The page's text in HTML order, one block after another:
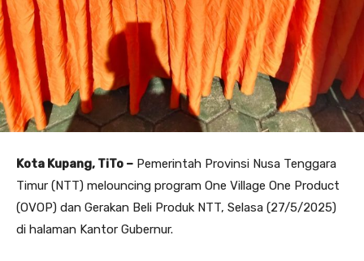
Kota Kupang, TiTo – Pemerintah Provinsi Nusa Tenggara
Timur (NTT) melouncing program One Village One Product
(OVOP) dan Gerakan Beli Produk NTT, Selasa (27/5/2025)
di halaman Kantor Gubernur.